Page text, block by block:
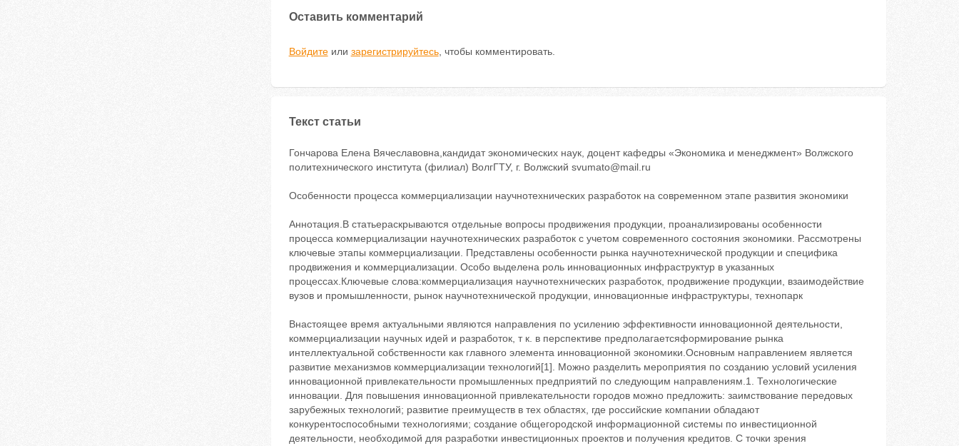
Оставить комментарий
Войдитеили зарегистрируйтесь, чтобы комментировать.
Текст статьи
Гончарова Елена Вячеславовна,кандидат экономических наук, доцент кафедры «Экономика и менеджмент» Волжского
политехнического института (филиал) ВолгГТУ, г. Волжский svumato@mail.ru
Особенности процесса коммерциализации научнотехнических разработок на современном этапе развития экономики
Аннотация.В статьераскрываются отдельные вопросы продвижения продукции, проанализированы особенности
процесса коммерциализации научнотехнических разработок с учетом современного состояния экономики. Рассмотрены
ключевые этапы коммерциализации. Представлены особенности рынка научнотехнической продукции и специфика
продвижения и коммерциализации. Особо выделена роль инновационных инфраструктур в указанных
процессах.Ключевые слова:коммерциализация научнотехнических разработок, продвижение продукции, взаимодействие
вузов и промышленности, рынок научнотехнической продукции, инновационные инфраструктуры, технопарк
Внастоящее время актуальными являются направления по усилению эффективности инновационной деятельности,
коммерциализации научных идей и разработок, т к. в перспективе предполагаетсяформирование рынка
интеллектуальной собственности как главного элемента инновационной экономики.Основным направлением является
развитие механизмов коммерциализации технологий[1]. Можно разделить мероприятия по созданию условий усиления
инновационной привлекательности промышленных предприятий по следующим направлениям.1. Технологические
инновации. Для повышения инновационной привлекательности городов можно предложить: заимствование передовых
зарубежных технологий; развитие преимуществ в тех областях, где российские компании обладают
конкурентоспособными технологиями; создание общегородской информационной системы по инвестиционной
деятельности, необходимой для разработки инвестиционных проектов и получения кредитов. С точки зрения